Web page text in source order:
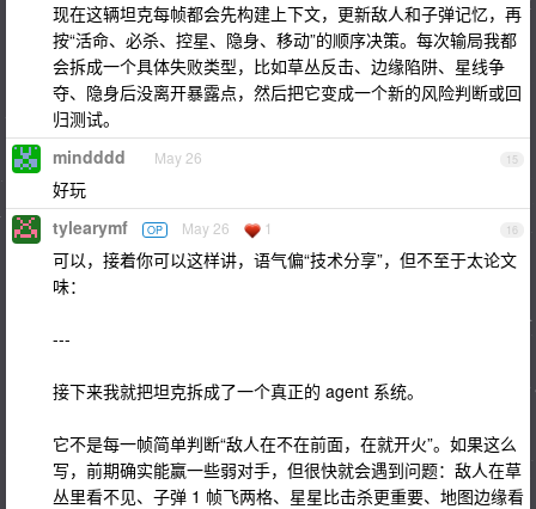
现在这辆坦克每帧都会先构建上下文，更新敌人和子弹记忆，再
按“活命、必杀、控星、隐身、移动”的顺序决策。每次输局我都
会拆成一个具体失败类型，比如草丛反击、边缘陷阱、星线争
夺、隐身后没离开暴露点，然后把它变成一个新的风险判断或回
归测试。
15
mindddd May 26
好玩
16
tylearymf OP May 26 1
可以，接着你可以这样讲，语气偏“技术分享”，但不至于太论文
味：
---
接下来我就把坦克拆成了一个真正的 agent 系统。
它不是每一帧简单判断“敌人在不在前面，在就开火”。如果这么
写，前期确实能赢一些弱对手，但很快就会遇到问题：敌人在草
丛里看不见、子弹 1 帧飞两格、星星比击杀更重要、地图边缘看